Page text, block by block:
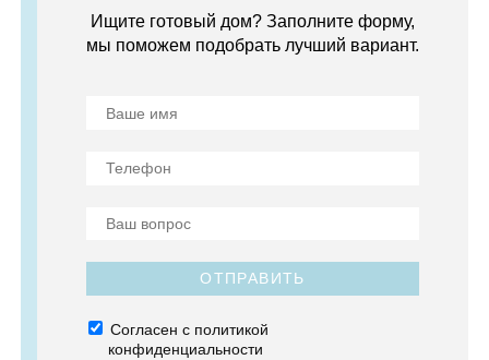
Ищите готовый дом? Заполните форму,
мы поможем подобрать лучший вариант.
ОТПРАВИТЬ
Согласен с политикой
конфиденциальности